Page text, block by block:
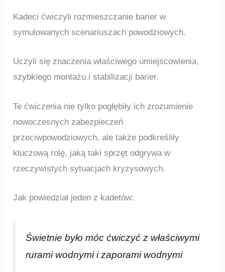
Kadeci ćwiczyli rozmieszczanie barier w
symulowanych scenariuszach powodziowych.
Uczyli się znaczenia właściwego umiejscowienia,
szybkiego montażu i stabilizacji barier.
Te ćwiczenia nie tylko pogłębiły ich zrozumienie
nowoczesnych zabezpieczeń
przeciwpowodziowych, ale także podkreśliły
kluczową rolę, jaką taki sprzęt odgrywa w
rzeczywistych sytuacjach kryzysowych.
Jak powiedział jeden z kadetów:
Świetnie było móc ćwiczyć z właściwymi
rurami wodnymi i zaporami wodnymi